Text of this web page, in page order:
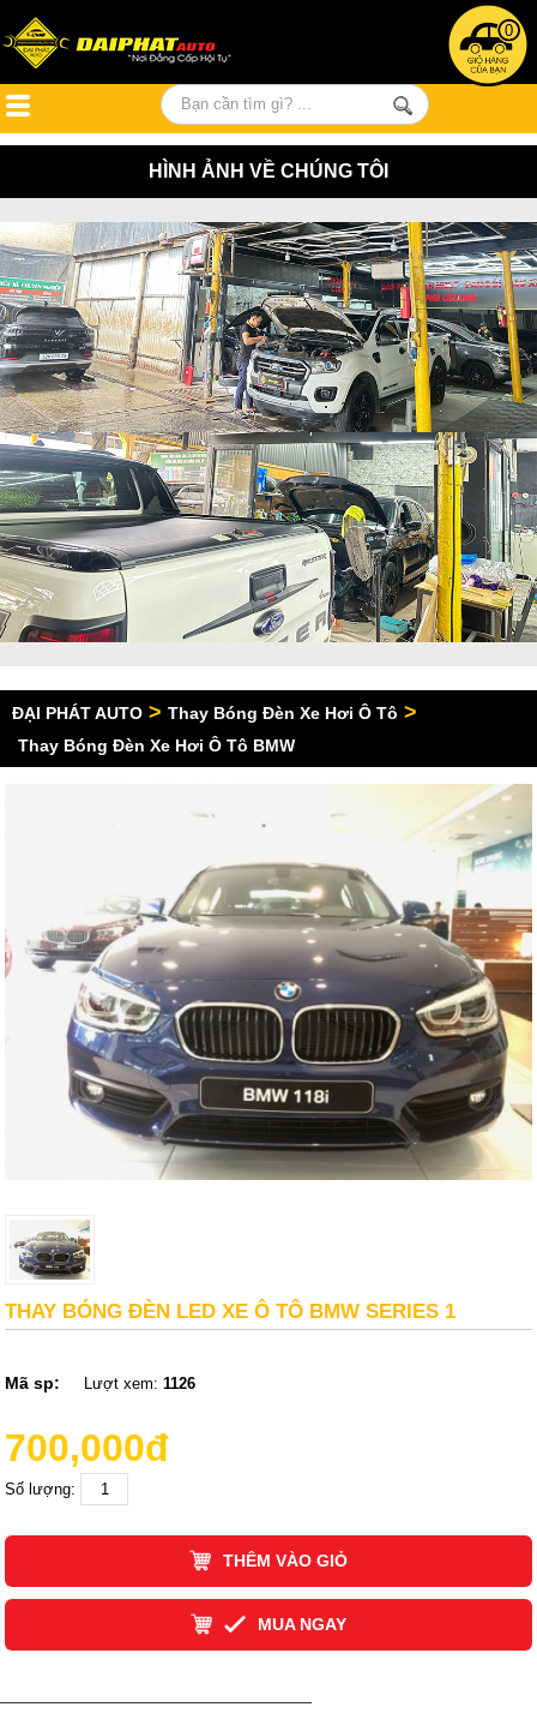
0
HÌNH ẢNH VỀ CHÚNG TÔI
ĐẠI PHÁT AUTO > Thay Bóng Đèn Xe Hơi Ô Tô >
Thay Bóng Đèn Xe Hơi Ô Tô BMW
THAY BÓNG ĐÈN LED XE Ô TÔ BMW SERIES 1
Mã sp: Lượt xem:1126
700,000đ
Số lượng:
THÊM VÀO GIỎ
MUA NGAY